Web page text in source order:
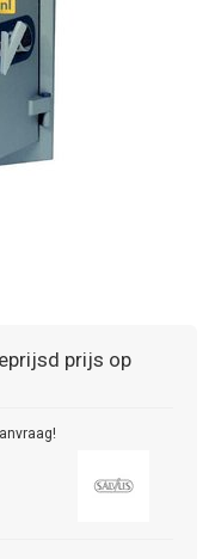
prijs op